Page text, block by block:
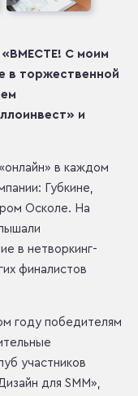
«ВМЕСТЕ! С моим
в торжественной
и
в каждом
Губкине,
Осколе. На
в нетворкинг-
финалистов
году победителям
участников
для SMM»,